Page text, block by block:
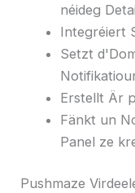
néideg
Integréiert
Setzt
Erstellt Är
Fänkt un
Panel ze
Pushmaze